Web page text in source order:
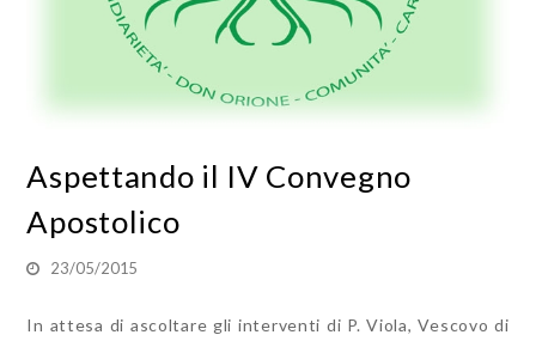
Aspettando il IV Convegno
Apostolico
23/05/2015
In attesa di ascoltare gli interventi di P. Viola, Vescovo di